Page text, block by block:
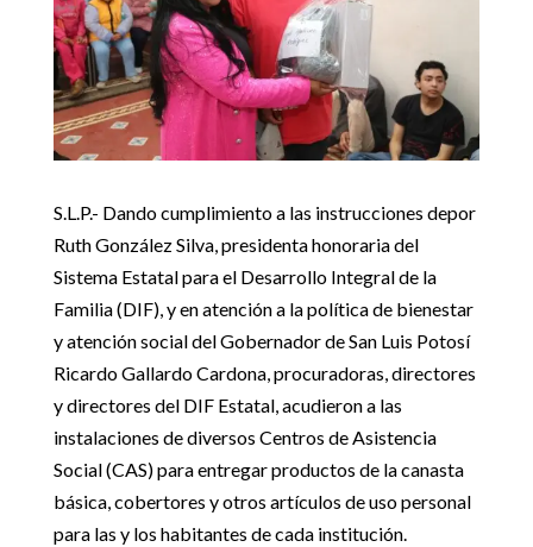
S.L.P.- Dando cumplimiento a las instrucciones depor
Ruth González Silva, presidenta honoraria del
Sistema Estatal para el Desarrollo Integral de la
Familia (DIF), y en atención a la política de bienestar
y atención social del Gobernador de San Luis Potosí
Ricardo Gallardo Cardona, procuradoras, directores
y directores del DIF Estatal, acudieron a las
instalaciones de diversos Centros de Asistencia
Social (CAS) para entregar productos de la canasta
básica, cobertores y otros artículos de uso personal
para las y los habitantes de cada institución.